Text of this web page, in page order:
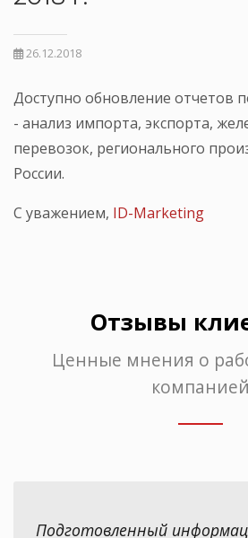
26.12.2018
Доступно обновление отчетов
- анализ импорта, экспорта,
перевозок, регионального
России.
С уважением, ID-Marketing
Отзывы
Ценные мнения о
компанией
Подготовленный